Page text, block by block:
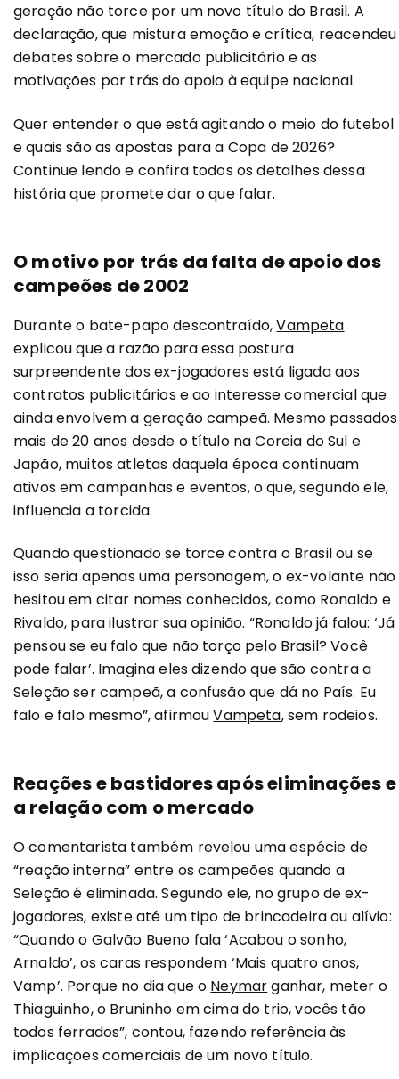
geração não torce por um novo título do Brasil. A
declaração, que mistura emoção e crítica, reacendeu
debates sobre o mercado publicitário e as
motivações por trás do apoio à equipe nacional.
Quer entender o que está agitando o meio do futebol
e quais são as apostas para a Copa de 2026?
Continue lendo e confira todos os detalhes dessa
história que promete dar o que falar.
O motivo por trás da falta de apoio dos
campeões de 2002
Durante o bate-papo descontraído,Vampeta
explicou que a razão para essa postura
surpreendente dos ex-jogadores está ligada aos
contratos publicitários e ao interesse comercial que
ainda envolvem a geração campeã. Mesmo passados
mais de 20 anos desde o título na Coreia do Sul e
Japão, muitos atletas daquela época continuam
ativos em campanhas e eventos, o que, segundo ele,
influencia a torcida.
Quando questionado se torce contra o Brasil ou se
isso seria apenas uma personagem, o ex-volante não
hesitou em citar nomes conhecidos, como Ronaldo e
Rivaldo, para ilustrar sua opinião. “Ronaldo já falou: ‘Já
pensou se eu falo que não torço pelo Brasil? Você
pode falar’. Imagina eles dizendo que são contra a
Seleção ser campeã, a confusão que dá no País. Eu
falo e falo mesmo”, afirmouVampeta, sem rodeios.
Reações e bastidores após eliminações e
a relação com o mercado
O comentarista também revelou uma espécie de
“reação interna” entre os campeões quando a
Seleção é eliminada. Segundo ele, no grupo de ex-
jogadores, existe até um tipo de brincadeira ou alívio:
“Quando o Galvão Bueno fala ‘Acabou o sonho,
Arnaldo’, os caras respondem ‘Mais quatro anos,
Vamp’. Porque no dia que o Neymarganhar, meter o
Thiaguinho, o Bruninho em cima do trio, vocês tão
todos ferrados”, contou, fazendo referência às
implicações comerciais de um novo título.